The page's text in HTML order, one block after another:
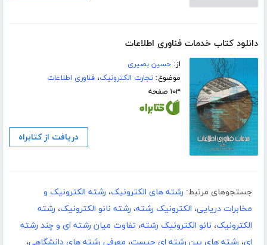
دانلود کتاب خدمات فناوری اطلاعات
از:حسین بصیری
موضوع:تجارت الکترونیک،فناوری اطلاعات
۱۰۳ صفحه
دریافت از کتابراه
جستجوهای مرتبط: رشته های الکترونیک، رشته الکترونیک و
مخابرات دریایی، الکترونیک رشته، رشته نانو الکترونیک، رشته
الکترونیک، نانو الکترونیک رشته، تفاوت میان رشته ای و چند رشته
ای، رشته های بین رشته ای چیست، معرفی رشته های دانشگاهی،